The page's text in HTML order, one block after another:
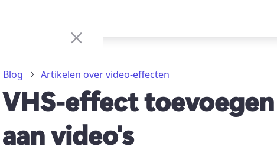
Blog Artikelen over video-effecten
VHS-effect toevoegen
aan video's